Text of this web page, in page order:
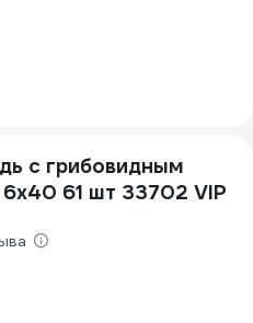
с грибовидным
61 шт 33702 VIP